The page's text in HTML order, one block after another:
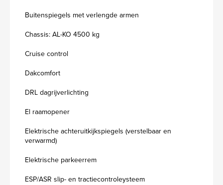
Buitenspiegels met verlengde armen
Chassis: AL-KO 4500 kg
Cruise control
Dakcomfort
DRL dagrijverlichting
El raamopener
Elektrische achteruitkijkspiegels (verstelbaar en
verwarmd)
Elektrische parkeerrem
ESP/ASR slip- en tractiecontroleysteem